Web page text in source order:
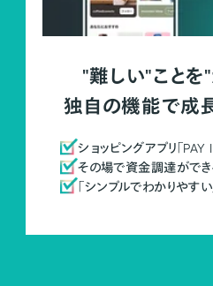
"難しい"ことを
独自の機能で成
ショッピングアプリ「PAY
その場で資金調達ができ
「シンプルでわかりやす